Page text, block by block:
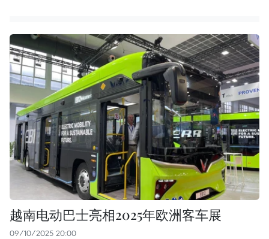
越南电动巴士亮相2025年欧洲客车展
09/10/2025 20:00